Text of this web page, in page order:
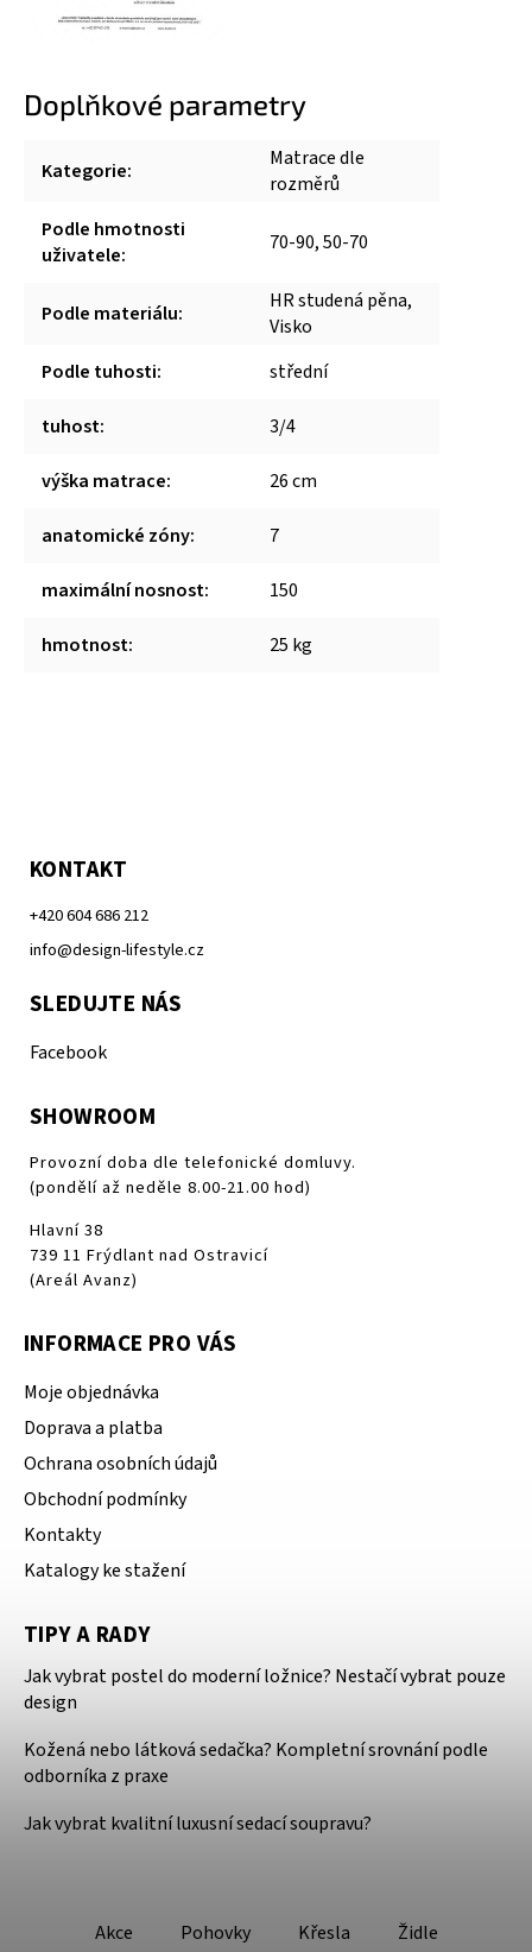
Doplňkové parametry
Kategorie:
Matrace dle
rozměrů
Podle hmotnosti
uživatele: 70-90, 50-70
Podle materiálu:
HR studená pěna,
Visko
Podle tuhosti: střední
tuhost: 3/4
výška matrace: 26 cm
anatomické zóny: 7
maximální nosnost: 150
hmotnost: 25 kg
KONTAKT
+420 604 686 212
info@design-lifestyle.cz
SLEDUJTE NÁS
Facebook
SHOWROOM
Provozní doba dle telefonické domluvy.
(pondělí až neděle 8.00-21.00 hod)
Hlavní 38
739 11 Frýdlant nad Ostravicí
(Areál Avanz)
INFORMACE PRO VÁS
Moje objednávka
Doprava a platba
Ochrana osobních údajů
Obchodní podmínky
Kontakty
Katalogy ke stažení
TIPY A RADY
Jak vybrat postel do moderní ložnice? Nestačí vybrat pouze
design
Kožená nebo látková sedačka? Kompletní srovnání podle
odborníka z praxe
Jak vybrat kvalitní luxusní sedací soupravu?
Akce Pohovky Křesla Židle